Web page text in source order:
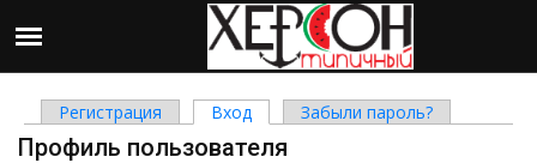
Главные вкладки
Регистрация Вход (активная вкладка)
Забыли пароль?
Профиль пользователя